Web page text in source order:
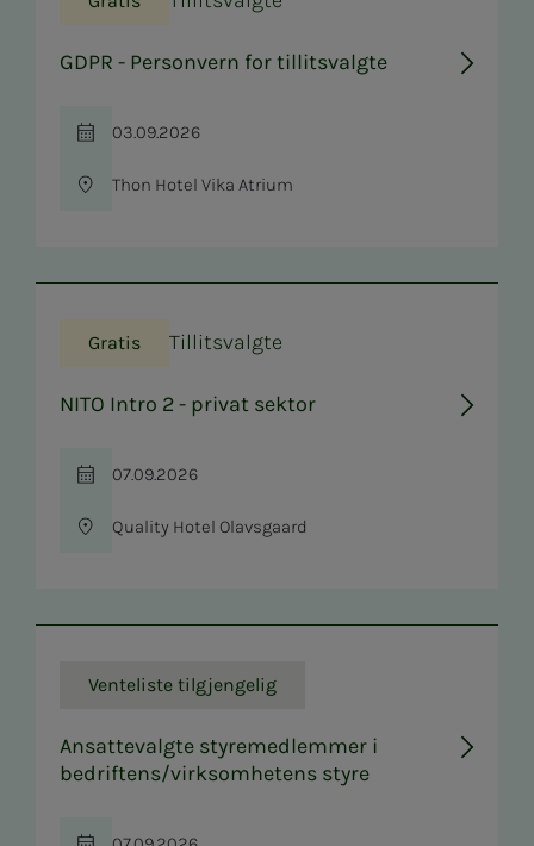
GDPR - Personvern for tillitsvalgte
Tid
03.09.2026
Sted
Thon Hotel Vika Atrium
Gratis Tillitsvalgte
NITO Intro 2 - privat sektor
Tid
07.09.2026
Sted
Quality Hotel Olavsgaard
Venteliste tilgjengelig
Ansattevalgte styremedlemmer i
bedriftens/virksomhetens styre